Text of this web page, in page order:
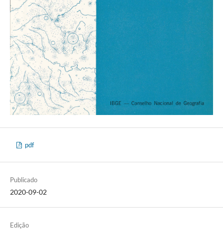
pdf
Publicado
2020-09-02
Edição